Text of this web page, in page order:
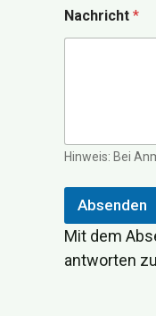
Nachricht *
Hinweis: Bei
Absenden
A
lt
e
Mit dem
antworten